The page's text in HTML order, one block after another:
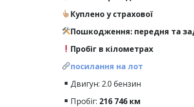
Куплено у страхової
Пошкодження: передня та
Пробіг в кілометрах
посилання на лот
Двигун: 2.0 бензин
Пробіг: 216 746 км